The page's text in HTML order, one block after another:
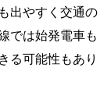
出やすく交通の
では始発電車も
る可能性もあり